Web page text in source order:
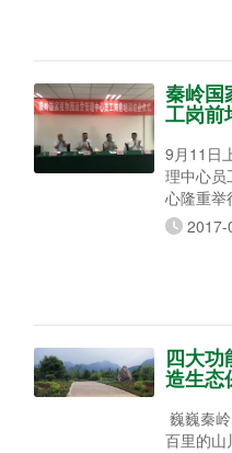
恨歌》的
化石”、“
在秦岭北
秦岭国
工岗前
9月11日
理中心员
心隆重举
西旅集团
建设开发
表西旅集
顺利结业
心，殷切
2017-
四大
造生态
巍巍秦
百里的山